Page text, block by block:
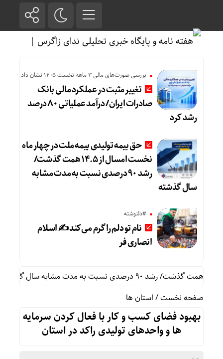
بررسی صورت‌های مالی 3 ماهه نخست 1405 نشان داد
تغییر مثبت در عملکرد مالی بانک
صادرات ایران/ درآمد عملیاتی ۸۰ درصد
رشد کرد
حق بیمه تولیدی بیمه ملت در چهار ماه
نخست امسال از ۱۴.۵ همت گذشت/
رشد ۹۰ درصدی نسبت به مدت مشابه
سال گذشته
#دلنوشته
نام تو دلم را گرم می‌کند ✍️ اسلام
انصاری فر
صفحه نخست/استان ها
بهبود فضای کسب و کار با فعال کردن سرمایه
ها و واحدهای تولیدی راکد در استان